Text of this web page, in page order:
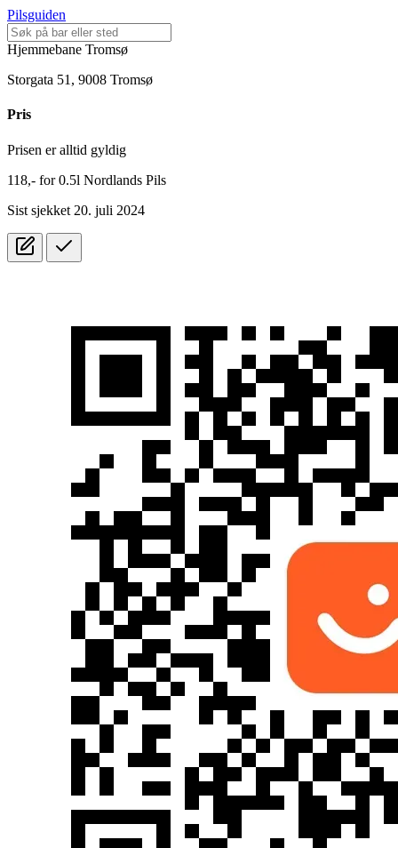
Pilsguiden
Hjemmebane Tromsø
Storgata 51, 9008 Tromsø
Pris
Prisen er alltid gyldig
118,- for0.5l Nordlands Pils
Sist sjekket 20. juli 2024